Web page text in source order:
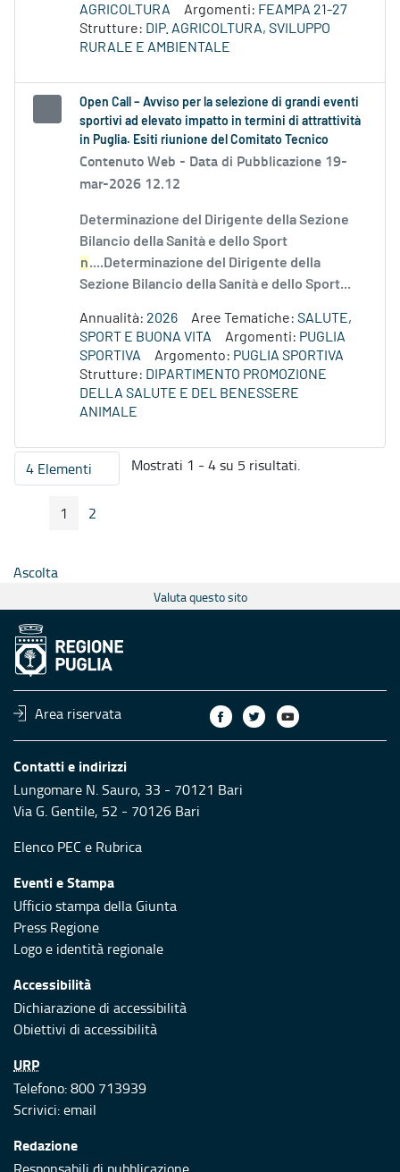
AGRICOLTURA
Argomenti: FEAMPA 21-27
Strutture: DIP. AGRICOLTURA, SVILUPPO
RURALE E AMBIENTALE
Open Call – Avviso per la selezione di grandi eventi
sportivi ad elevato impatto in termini di attrattività
in Puglia. Esiti riunione del Comitato Tecnico
Contenuto Web - Data di Pubblicazione 19-
mar-2026 12.12
Determinazione del Dirigente della Sezione
Bilancio della Sanità e dello Sport
n....Determinazione del Dirigente della
Sezione Bilancio della Sanità e dello Sport...
Annualità: 2026 Aree Tematiche: SALUTE,
SPORT E BUONA VITA
Argomenti: PUGLIA
SPORTIVA
Argomento: PUGLIA SPORTIVA
Strutture: DIPARTIMENTO PROMOZIONE
DELLA SALUTE E DEL BENESSERE
ANIMALE
4 ElementiPer pagina
Mostrati 1 - 4 su 5 risultati.
Pagina Precedente
Pagina
1 Pagina
2
Ascolta
Valuta questo sito
Area riservata
Contatti e indirizzi
Lungomare N. Sauro, 33 - 70121 Bari
Via G. Gentile, 52 - 70126 Bari
Elenco PEC e Rubrica
Eventi e Stampa
Ufficio stampa della Giunta
Press Regione
Logo e identità regionale
Accessibilità
Dichiarazione di accessibilità
Obiettivi di accessibilità
URP
Telefono: 800 713939
Scrivici:email
Redazione